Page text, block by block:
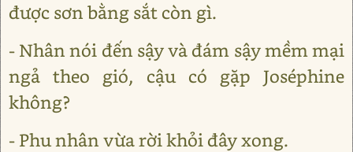
được sơn bằng sắt còn gì.
- Nhân nói đến sậy và đám sậy mềm mại
ngả theo gió, cậu có gặp Joséphine
không?
- Phu nhân vừa rời khỏi đây xong.